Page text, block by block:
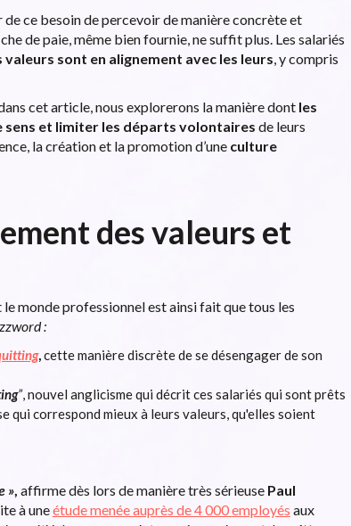
de ce besoin de percevoir de manière concrète et
de paie, même bien fournie, ne suffit plus. Les salariés
sont en alignement avec les leurs, y compris
cet article, nous explorerons la manière dont les
sens et limiter les départs volontaires de leurs
la création et la promotion d’uneculture
des valeurs et
monde professionnel est ainsi fait que tous les
:
,cette manière discrète de se désengager de son
”, nouvel anglicisme qui décrit ces salariés qui sont prêts
correspond mieux à leurs valeurs, qu'elles soient
», affirme dès lors de manière très sérieuse Paul
à uneétude menée auprès de 4 000 employés aux